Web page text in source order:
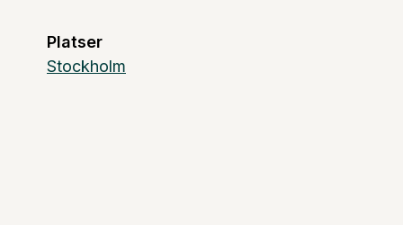
Platser
Stockholm